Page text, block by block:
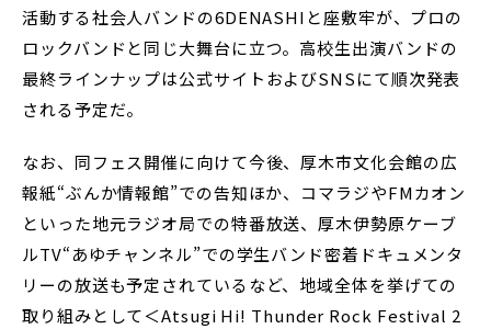
活動する社会人バンドの6DENASHIと座敷牢が、プロの
ロックバンドと同じ大舞台に立つ。高校生出演バンドの
最終ラインナップは公式サイトおよびSNSにて順次発表
される予定だ。
なお、同フェス開催に向けて今後、厚木市文化会館の広
報紙“ぶんか情報館”での告知ほか、コマラジやFMカオン
といった地元ラジオ局での特番放送、厚木伊勢原ケーブ
ルTV“あゆチャンネル”での学生バンド密着ドキュメンタ
リーの放送も予定されているなど、地域全体を挙げての
取り組みとして＜Atsugi Hi! Thunder Rock Festival 2